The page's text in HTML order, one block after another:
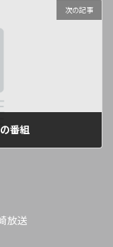
次の記事
番組
放送